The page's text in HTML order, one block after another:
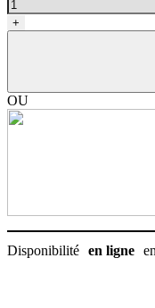
Fémur
de
chien
5-
+
OU
Disponibilité en ligne